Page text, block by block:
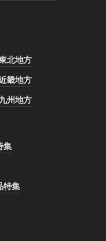
北地方
畿地方
九州地方
集
特集